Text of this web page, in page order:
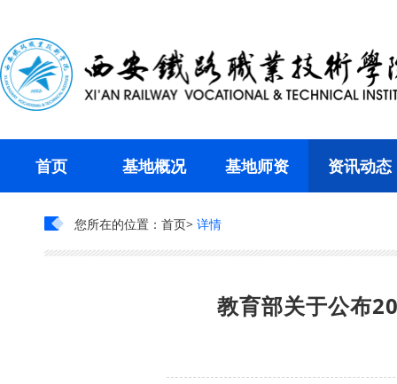
首页 基地概况 基地师资 资讯动态
您所在的位置： 首页 详情
教育部关于公布